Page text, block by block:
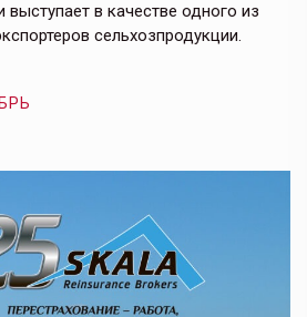
в качестве одного из
сельхозпродукции.